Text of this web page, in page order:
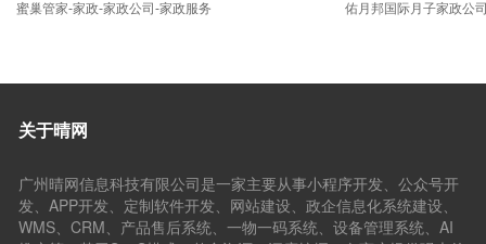
蜜巢管家-家政-家政公司-家政服务
佑月邦国际月子家政公
供了高品质的家庭月子
（先行培训、先行试用
高级月嫂培训行业权威
关于晴网
广州晴网信息科技有限公司是一家主要从事小程序开发、公众号开
发、APP开发、定制软件开发、网站建设、政企信息化系统建设、
WMS、CRM、产品售后系统、一物一码系统、设备管理系统、AI